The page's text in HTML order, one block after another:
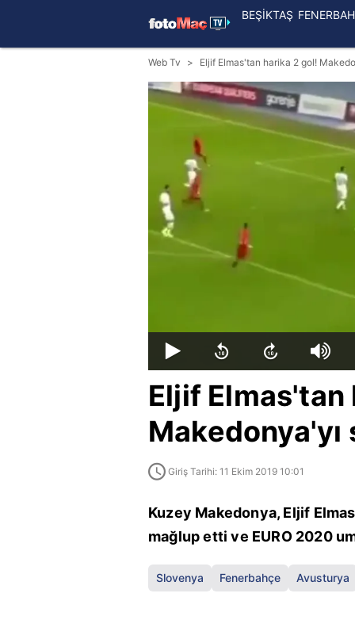
BEŞİKTAŞ
Web Tv Eljif Elmas'tan harika 2 gol!
Eljif Elmas'tan
Makedonya'yı
Giriş Tarihi: 11 Ekim 2019 10:01
Kuzey Makedonya, Eljif
mağlup etti ve EURO 2020
Slovenya Fenerbahçe Avusturya